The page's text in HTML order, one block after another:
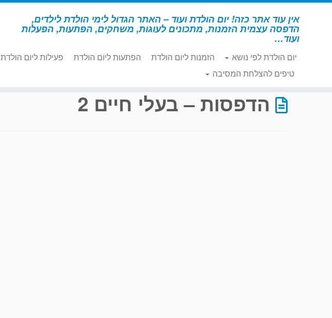
דלג
אין עוד אתר כזה! יום הולדת ועוד – האתר הגדול לימי הולדת לילדים,
הדפסה עצמית הזמנות, מתכונים לעוגות, משחקים, הפתעות, הפעלות
ועוד…
יום הולדת לפי נושא הזמנות ליום הולדת הפתעות ליום הולדת פעילות ליום הולדת
טיפים להצלחת המסיבה
דף הבית » הדפסות – בעלי חיים 2
הדפסות – בעלי חיים 2